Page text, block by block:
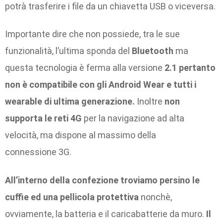
potrà trasferire i file da un chiavetta USB o viceversa.
Importante dire che non possiede, tra le sue
funzionalità, l’ultima sponda del Bluetooth ma
questa tecnologia è ferma alla versione 2.1 pertanto
non è compatibile con gli Android Wear e tutti i
wearable di ultima generazione. Inoltre non
supporta le reti 4G per la navigazione ad alta
velocità, ma dispone al massimo della
connessione 3G.
All’interno della confezione troviamo persino le
cuffie ed una pellicola protettiva nonchè,
ovviamente, la batteria e il caricabatterie da muro. Il